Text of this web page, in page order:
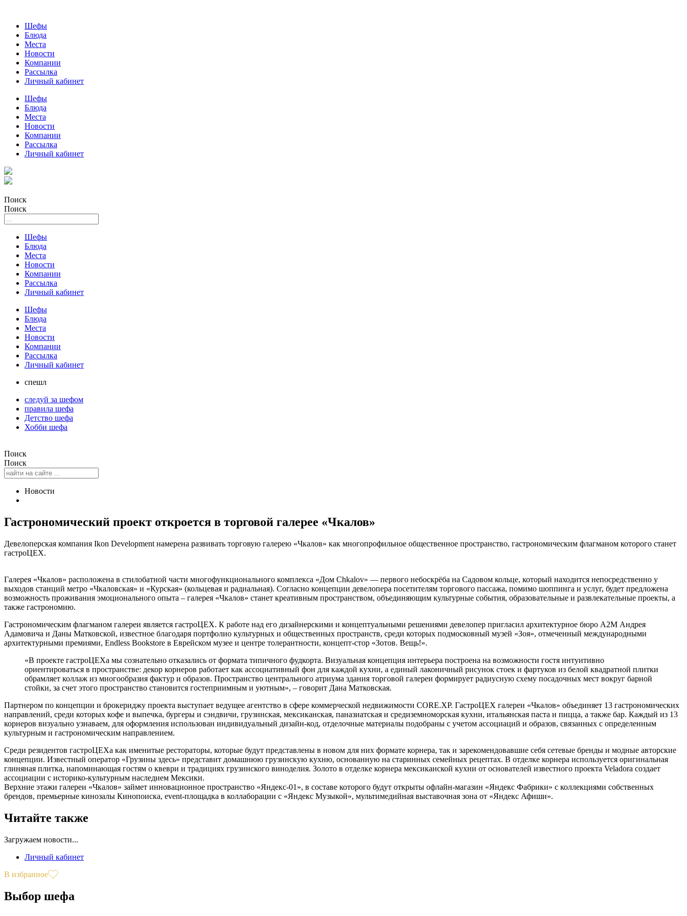
Шефы
Блюда
Места
Новости
Компании
Рассылка
Личный кабинет
Шефы
Блюда
Места
Новости
Компании
Рассылка
Личный кабинет
Поиск
Поиск
Шефы
Блюда
Места
Новости
Компании
Рассылка
Личный кабинет
Шефы
Блюда
Места
Новости
Компании
Рассылка
Личный кабинет
спешл
следуй за шефом
правила шефа
Детство шефа
Хобби шефа
Поиск
Поиск
Новости
Гастрономический проект откроется в торговой галерее «Чкалов»
Девелоперская компания Ikon Development намерена развивать торговую галерею «Чкалов» как многопрофильное общественное пространство, гастрономическим флагманом которого станет
гастроЦЕХ.
Галерея «Чкалов» расположена в стилобатной части многофункционального комплекса «Дом Chkalov» — первого небоскрёба на Садовом кольце, который находится непосредственно у
выходов станций метро «Чкаловская» и «Курская» (кольцевая и радиальная). Согласно концепции девелопера посетителям торгового пассажа, помимо шоппинга и услуг, будет предложена
возможность проживания эмоционального опыта – галерея «Чкалов» станет креативным пространством, объединяющим культурные события, образовательные и развлекательные проекты, а
также гастрономию.
Гастрономическим флагманом галереи является гастроЦЕХ. К работе над его дизайнерскими и концептуальными решениями девелопер пригласил архитектурное бюро A2M Андрея
Адамовича и Даны Матковской, известное благодаря портфолио культурных и общественных пространств, среди которых подмосковный музей «Зоя», отмеченный международными
архитектурными премиями, Endless Bookstore в Еврейском музее и центре толерантности, концепт-стор «Зотов. Вещь!».
«В проекте гастроЦЕХа мы сознательно отказались от формата типичного фудкорта. Визуальная концепция интерьера построена на возможности гостя интуитивно
ориентироваться в пространстве: декор корнеров работает как ассоциативный фон для каждой кухни, а единый лаконичный рисунок стоек и фартуков из белой квадратной плитки
обрамляет коллаж из многообразия фактур и образов. Пространство центрального атриума здания торговой галереи формирует радиусную схему посадочных мест вокруг барной
стойки, за счет этого пространство становится гостеприимным и уютным», – говорит Дана Матковская.
Партнером по концепции и брокериджу проекта выступает ведущее агентство в сфере коммерческой недвижимости CORE.XP. ГастроЦЕХ галереи «Чкалов» объединяет 13 гастрономических
направлений, среди которых кофе и выпечка, бургеры и сэндвичи, грузинская, мексиканская, паназиатская и средиземноморская кухни, итальянская паста и пицца, а также бар. Каждый из 13
корнеров визуально узнаваем, для оформления использован индивидуальный дизайн-код, отделочные материалы подобраны с учетом ассоциаций и образов, связанных с определенным
культурным и гастрономическим направлением.
Среди резидентов гастроЦЕХа как именитые рестораторы, которые будут представлены в новом для них формате корнера, так и зарекомендовавшие себя сетевые бренды и модные авторские
концепции. Известный оператор «Грузины здесь» представит домашнюю грузинскую кухню, основанную на старинных семейных рецептах. В отделке корнера используется оригинальная
глиняная плитка, напоминающая гостям о квеври и традициях грузинского виноделия. Золото в отделке корнера мексиканской кухни от основателей известного проекта Veladora создает
ассоциации с историко-культурным наследием Мексики.
Верхние этажи галереи «Чкалов» займет инновационное пространство «Яндекс-01», в составе которого будут открыты офлайн-магазин «Яндекс Фабрики» с коллекциями собственных
брендов, премьерные кинозалы Кинопоиска, event-площадка в коллаборации с «Яндекс Музыкой», мультимедийная выставочная зона от «Яндекс Афиши».
Читайте также
Загружаем новости...
Личный кабинет
В избранное
Выбор шефа